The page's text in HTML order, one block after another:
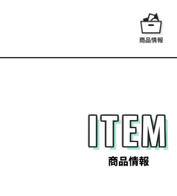
ITEM
商品情報